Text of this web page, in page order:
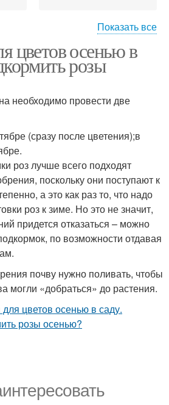
Подкормка для цветов
Показать все
цветов осенью в
розы
необходимо провести две
(сразу после цветения);в
роз лучше всего подходят
поскольку они поступают к
а это как раз то, что надо
роз к зиме. Но это не значит,
придется отказаться – можно
по возможности отдавая
почву нужно поливать, чтобы
могли «добраться» до растения.